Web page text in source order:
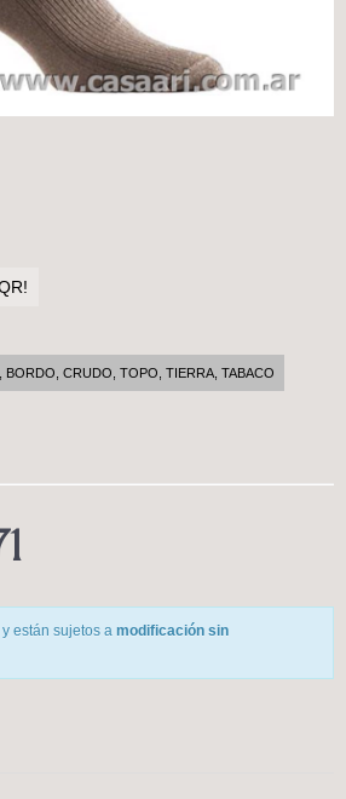
BORDO, CRUDO, TOPO, TIERRA, TABACO
y están sujetos a modificación sin